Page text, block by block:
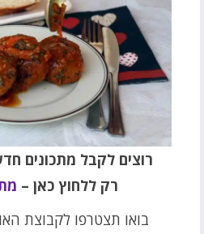
רוצים לקבל מתכונים
רק ללחוץ כאן –
בואו תצטרפו לקבוצת